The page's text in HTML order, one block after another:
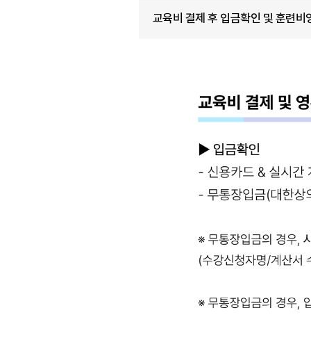
교육비 결제 후 입금확인 및 훈련비